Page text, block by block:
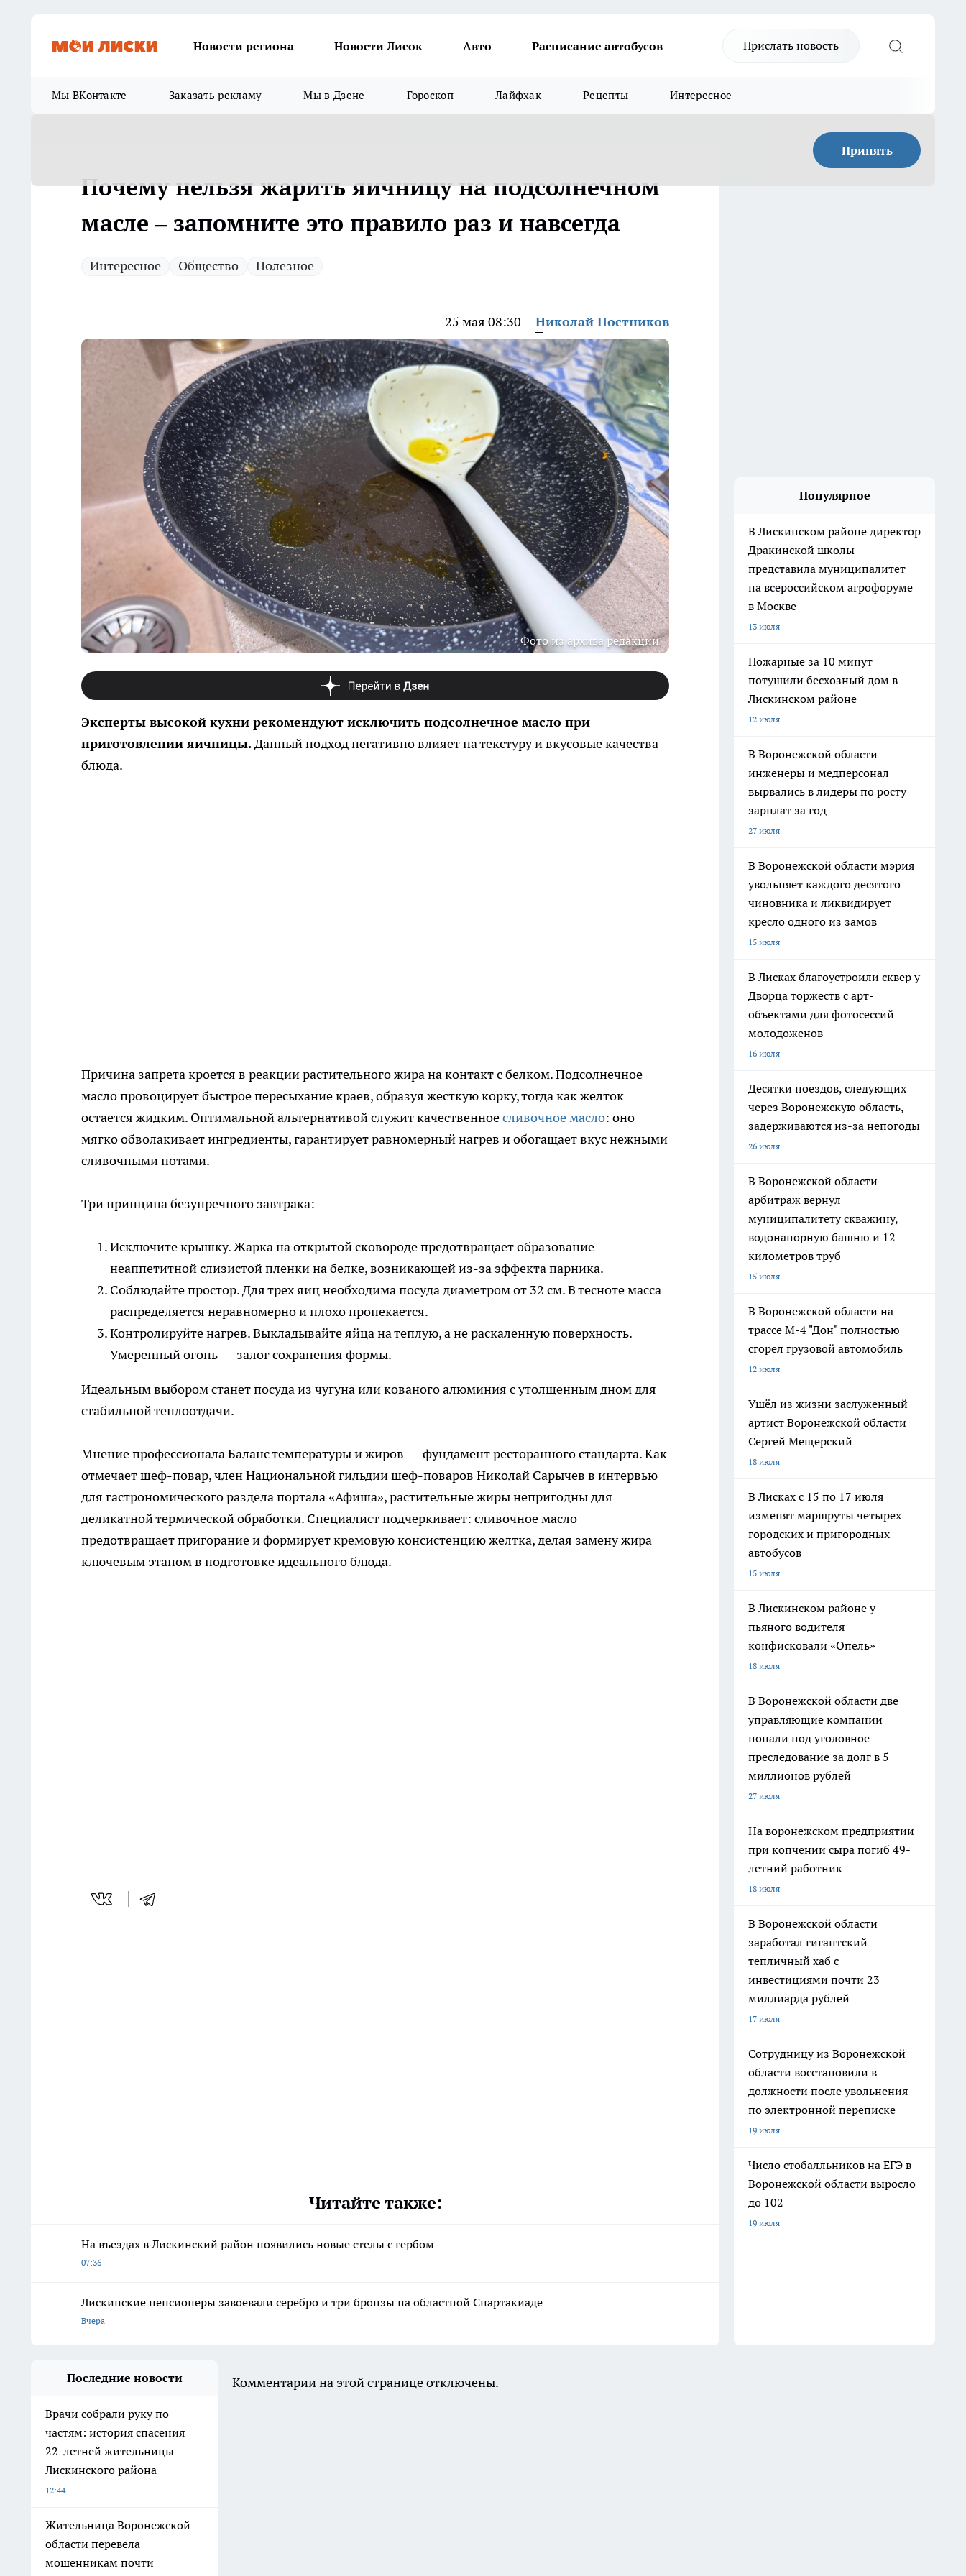
Новости региона Новости Лисок Авто Расписание автобусов Прислать новость
Мы ВКонтакте Заказать рекламу Мы в Дзене Гороскоп Лайфхак Рецепты Интересное
Принять
Почему нельзя жарить яичницу на подсолнечном
масле – запомните это правило раз и навсегда
Интересное Общество Полезное
25 мая 08:30 Николай Постников
Фото из архива редакции
Эксперты высокой кухни рекомендуют исключить подсолнечное масло при
приготовлении яичницы.Данный подход негативно влияет на текстуру и вкусовые качества
блюда.
Причина запрета кроется в реакции растительного жира на контакт с белком. Подсолнечное
масло провоцирует быстрое пересыхание краев, образуя жесткую корку, тогда как желток
остается жидким. Оптимальной альтернативой служит качественноесливочное масло: оно
мягко обволакивает ингредиенты, гарантирует равномерный нагрев и обогащает вкус нежными
сливочными нотами.
Три принципа безупречного завтрака:
Исключите крышку. Жарка на открытой сковороде предотвращает образование
неаппетитной слизистой пленки на белке, возникающей из-за эффекта парника.
Соблюдайте простор. Для трех яиц необходима посуда диаметром от 32 см. В тесноте масса
распределяется неравномерно и плохо пропекается.
Контролируйте нагрев. Выкладывайте яйца на теплую, а не раскаленную поверхность.
Умеренный огонь — залог сохранения формы.
Идеальным выбором станет посуда из чугуна или кованого алюминия с утолщенным дном для
стабильной теплоотдачи.
Мнение профессионала Баланс температуры и жиров — фундамент ресторанного стандарта. Как
отмечает шеф-повар, член Национальной гильдии шеф-поваров Николай Сарычев в интервью
для гастрономического раздела портала «Афиша», растительные жиры непригодны для
деликатной термической обработки. Специалист подчеркивает: сливочное масло
предотвращает пригорание и формирует кремовую консистенцию желтка, делая замену жира
ключевым этапом в подготовке идеального блюда.
Читайте также:
На въездах в Лискинский район появились новые стелы с гербом
07:36
Лискинские пенсионеры завоевали серебро и три бронзы на областной Спартакиаде
Вчера
Популярное
В Лискинском районе директор
Дракинской школы
представила муниципалитет
на всероссийском агрофоруме
в Москве
13 июля
Пожарные за 10 минут
потушили бесхозный дом в
Лискинском районе
12 июля
В Воронежской области
инженеры и медперсонал
вырвались в лидеры по росту
зарплат за год
27 июля
В Воронежской области мэрия
увольняет каждого десятого
чиновника и ликвидирует
кресло одного из замов
15 июля
В Лисках благоустроили сквер у
Дворца торжеств с арт-
объектами для фотосессий
молодоженов
16 июля
Десятки поездов, следующих
через Воронежскую область,
задерживаются из-за непогоды
26 июля
В Воронежской области
арбитраж вернул
муниципалитету скважину,
водонапорную башню и 12
километров труб
15 июля
В Воронежской области на
трассе М-4 "Дон" полностью
сгорел грузовой автомобиль
12 июля
Ушёл из жизни заслуженный
артист Воронежской области
Сергей Мещерский
18 июля
В Лисках с 15 по 17 июля
изменят маршруты четырех
городских и пригородных
автобусов
15 июля
В Лискинском районе у
пьяного водителя
конфисковали «Опель»
18 июля
В Воронежской области две
управляющие компании
попали под уголовное
преследование за долг в 5
миллионов рублей
27 июля
На воронежском предприятии
при копчении сыра погиб 49-
летний работник
18 июля
В Воронежской области
заработал гигантский
тепличный хаб с
инвестициями почти 23
миллиарда рублей
17 июля
Сотрудницу из Воронежской
области восстановили в
должности после увольнения
по электронной переписке
19 июля
Число стобалльников на ЕГЭ в
Воронежской области выросло
до 102
19 июля
Последние новости
Врачи собрали руку по
частям: история спасения
22-летней жительницы
Лискинского района
12:44
Жительница Воронежской
области перевела
мошенникам почти
Комментарии на этой странице отключены.